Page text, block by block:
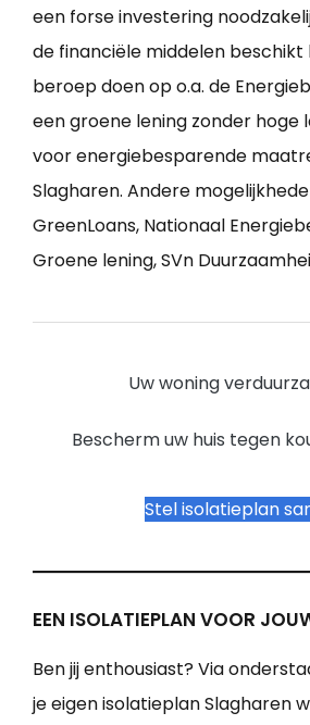
een forse investering
de financiële middelen beschikt
beroep doen op o.a. de
een groene lening zonder hoge
voor energiebesparende
Slagharen. Andere
GreenLoans, Nationaal
Groene lening, SVn
Uw woning
Bescherm uw huis tegen
Stel isolatieplan
EEN ISOLATIEPLAN VOOR
Ben jij enthousiast? Via
je eigen isolatieplan Slagharen